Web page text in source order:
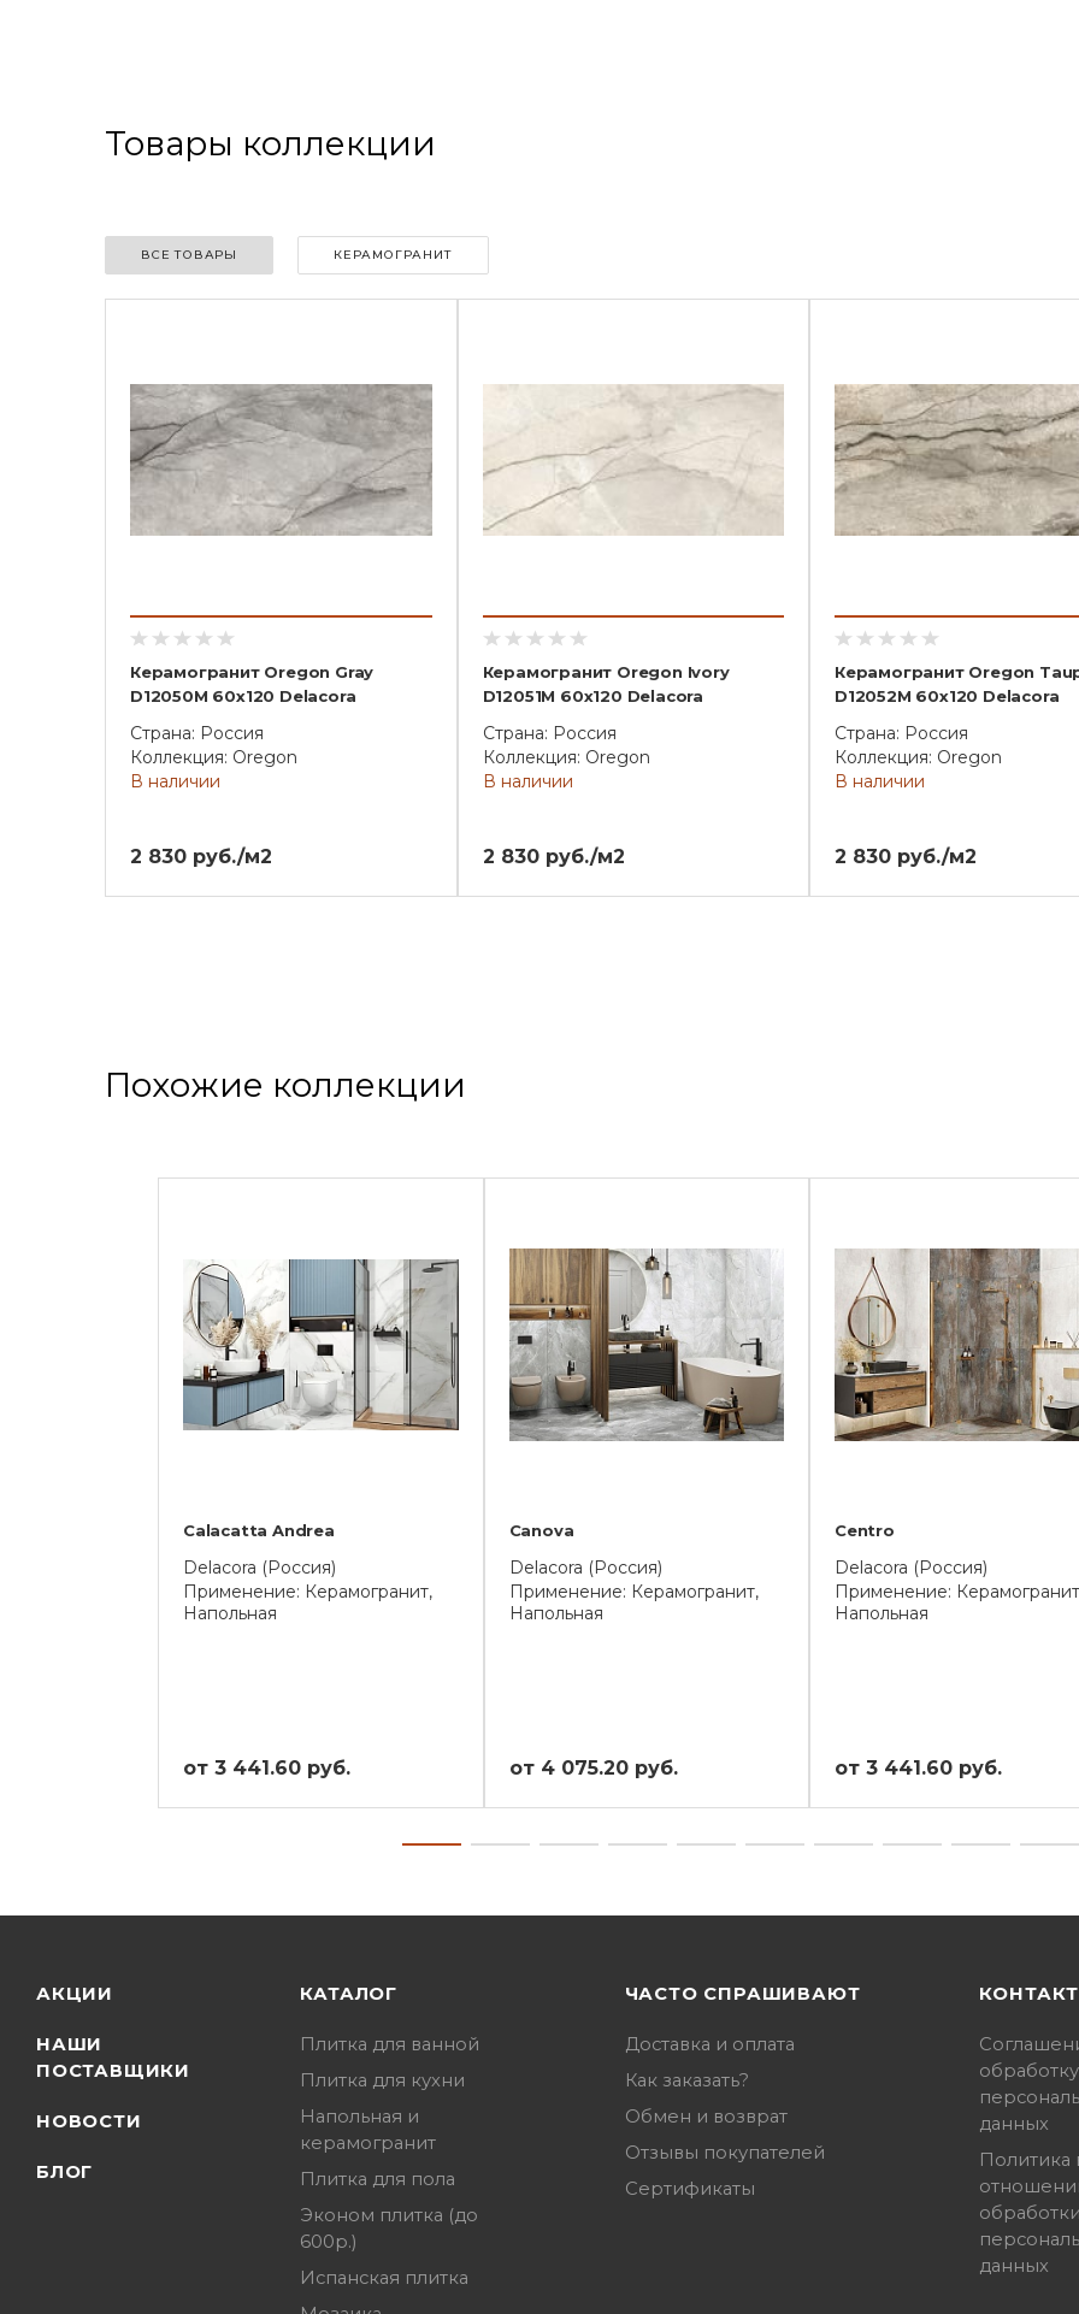
Товары коллекции
ВСЕ ТОВАРЫ КЕРАМОГРАНИТ
Керамогранит Oregon Gray
D12050M 60х120 Delacora
Страна: Россия
Коллекция: Oregon
В наличии
2 830 руб./м2
Керамогранит Oregon Ivory
D12051M 60х120 Delacora
Страна: Россия
Коллекция: Oregon
В наличии
2 830 руб./м2
Керамогранит Oregon
D12052M 60х120 Delacora
Страна: Россия
Коллекция: Oregon
В наличии
2 830 руб./м2
Похожие коллекции
Calacatta Andrea
Delacora (Россия)
Применение: Керамогранит,
Напольная
от 3 441.60 руб.
Canova
Delacora (Россия)
Применение: Керамогранит,
Напольная
от 4 075.20 руб.
Centro
Delacora (Россия)
Применение:
Напольная
от 3 441.60 руб.
АКЦИИ
НАШИ
ПОСТАВЩИКИ
НОВОСТИ
БЛОГ
КАТАЛОГ
Плитка для ванной
Плитка для кухни
Напольная и
керамогранит
Плитка для пола
Эконом плитка (до
600р.)
Испанская плитка
ЧАСТО СПРАШИВАЮТ
Доставка и оплата
Как заказать?
Обмен и возврат
Отзывы покупателей
Сертификаты
обработку
данных
Политика
данных